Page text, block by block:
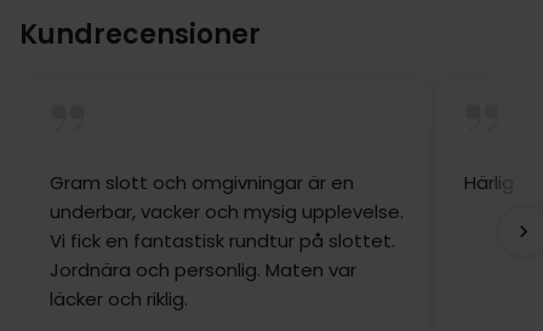
Kundrecensioner
Gram slott och omgivningar är en
underbar, vacker och mysig upplevelse.
Vi fick en fantastisk rundtur på slottet.
Jordnära och personlig. Maten var
läcker och riklig.
Härlig